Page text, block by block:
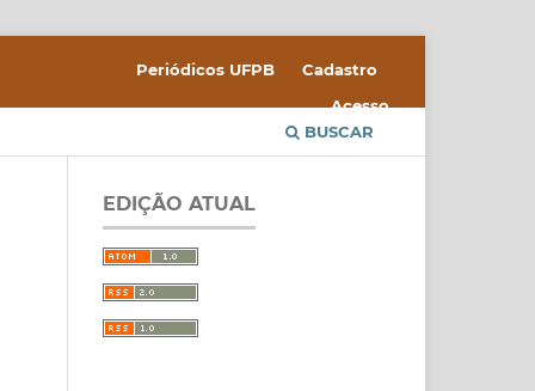
BUSCAR
Periódicos UFPB
Cadastro
Acesso
EDIÇÃO ATUAL